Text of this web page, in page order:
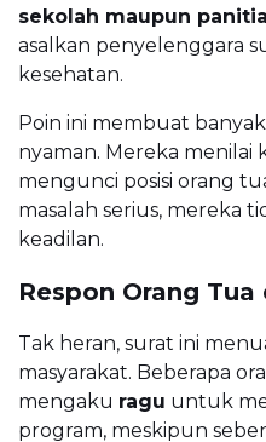
sekolah maupun panitia
asalkan penyelenggara
kesehatan.
Poin ini membuat
nyaman. Mereka
mengunci posisi orang
masalah serius, mereka
keadilan.
Respon Orang
Tak heran, surat ini
masyarakat. Beberapa
mengaku ragu untuk
program, meskipun